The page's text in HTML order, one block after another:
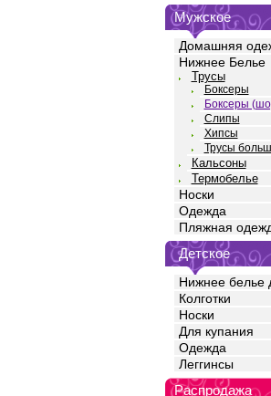
Мужское
Домашняя
Нижнее Белье
Трусы
Боксеры
Боксеры
Слипы
Хипсы
Трусы
Кальсоны
Термобелье
Носки
Одежда
Пляжная
Детское
Нижнее белье
Колготки
Носки
Для купания
Одежда
Леггинсы
Распродажа